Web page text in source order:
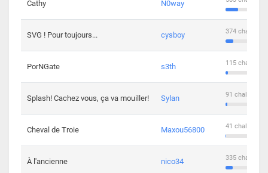
Cathy N0way
SVG ! Pour toujours... cysboy 374
PorNGate s3th 115
Splash! Cachez vous, ça va mouiller! Sylan 91
Cheval de Troie Maxou56800 41
À l'ancienne nico34 335